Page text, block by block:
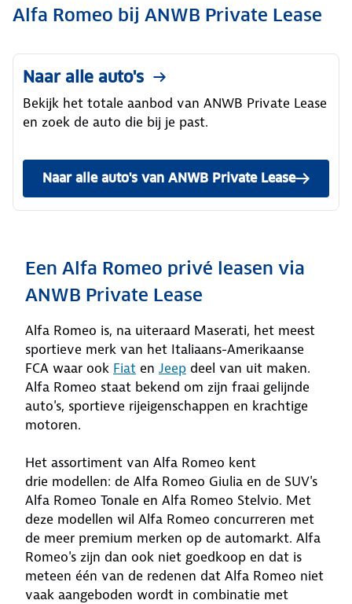
Alfa Romeo bij ANWB Private Lease
Naar alle auto's
Bekijk het totale aanbod van ANWB Private Lease
en zoek de auto die bij je past.
Naar alle auto's van ANWB Private Lease
Een Alfa Romeo privé leasen via
ANWB Private Lease
Alfa Romeo is, na uiteraard Maserati, het meest
sportieve merk van het Italiaans-Amerikaanse
FCA waar ook Fiat en Jeep deel van uit maken.
Alfa Romeo staat bekend om zijn fraai gelijnde
auto's, sportieve rijeigenschappen en krachtige
motoren.
Het assortiment van Alfa Romeo kent
drie modellen: de Alfa Romeo Giulia en de SUV's
Alfa Romeo Tonale en Alfa Romeo Stelvio. Met
deze modellen wil Alfa Romeo concurreren met
de meer premium merken op de automarkt. Alfa
Romeo's zijn dan ook niet goedkoop en dat is
meteen één van de redenen dat Alfa Romeo niet
vaak aangeboden wordt in combinatie met